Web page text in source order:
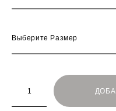
Выберите Размер